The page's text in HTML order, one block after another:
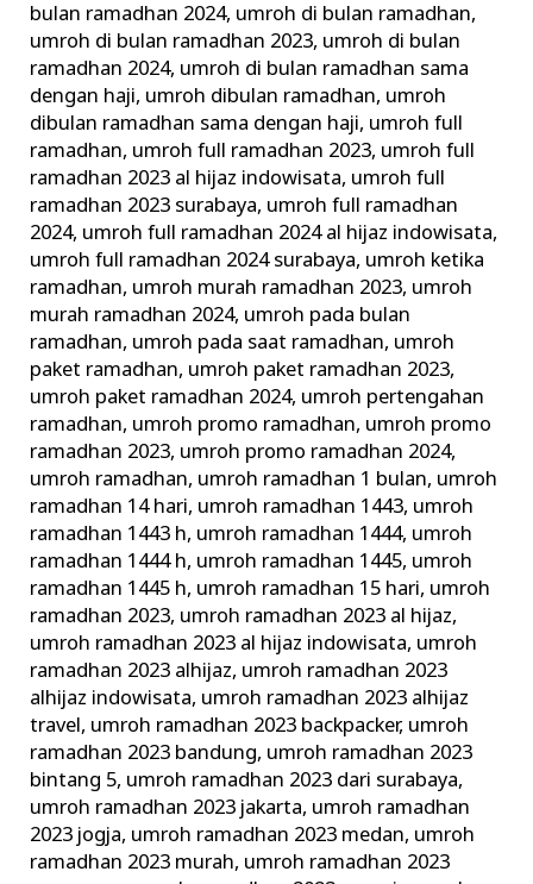
bulan ramadhan 2024, umroh di bulan ramadhan,
umroh di bulan ramadhan 2023, umroh di bulan
ramadhan 2024, umroh di bulan ramadhan sama
dengan haji, umroh dibulan ramadhan, umroh
dibulan ramadhan sama dengan haji, umroh full
ramadhan, umroh full ramadhan 2023, umroh full
ramadhan 2023 al hijaz indowisata, umroh full
ramadhan 2023 surabaya, umroh full ramadhan
2024, umroh full ramadhan 2024 al hijaz indowisata,
umroh full ramadhan 2024 surabaya, umroh ketika
ramadhan, umroh murah ramadhan 2023, umroh
murah ramadhan 2024, umroh pada bulan
ramadhan, umroh pada saat ramadhan, umroh
paket ramadhan, umroh paket ramadhan 2023,
umroh paket ramadhan 2024, umroh pertengahan
ramadhan, umroh promo ramadhan, umroh promo
ramadhan 2023, umroh promo ramadhan 2024,
umroh ramadhan, umroh ramadhan 1 bulan, umroh
ramadhan 14 hari, umroh ramadhan 1443, umroh
ramadhan 1443 h, umroh ramadhan 1444, umroh
ramadhan 1444 h, umroh ramadhan 1445, umroh
ramadhan 1445 h, umroh ramadhan 15 hari, umroh
ramadhan 2023, umroh ramadhan 2023 al hijaz,
umroh ramadhan 2023 al hijaz indowisata, umroh
ramadhan 2023 alhijaz, umroh ramadhan 2023
alhijaz indowisata, umroh ramadhan 2023 alhijaz
travel, umroh ramadhan 2023 backpacker, umroh
ramadhan 2023 bandung, umroh ramadhan 2023
bintang 5, umroh ramadhan 2023 dari surabaya,
umroh ramadhan 2023 jakarta, umroh ramadhan
2023 jogja, umroh ramadhan 2023 medan, umroh
ramadhan 2023 murah, umroh ramadhan 2023